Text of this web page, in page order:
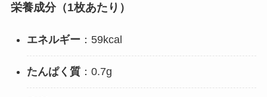
栄養成分（1枚あたり）
エネルギー ：59kcal
たんぱく質：0.7g